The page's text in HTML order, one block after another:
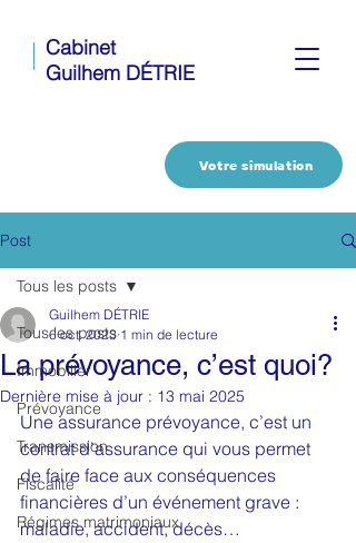
Cabinet
Guilhem DÉTRIE
Votre simulation
Post
Tous les posts
Immobilier
Prévoyance
Transmission
Fiscalité
Régimes matrimoniaux
Tous les posts
La prévoyance, c’est quoi?
Guilhem DÉTRIE
6 oct. 2023 1 min de lecture
Dernière mise à jour : 13 mai 2025
Une assurance prévoyance, c’est un
contrat d’assurance qui vous permet
de faire face aux conséquences
financières d’un événement grave :
maladie, accident, décès…